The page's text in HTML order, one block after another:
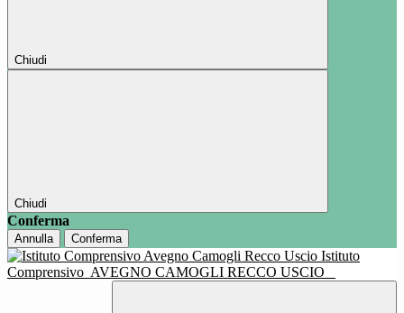
Chiudi
Chiudi
Conferma
Annulla Conferma
Istituto
Comprensivo AVEGNO CAMOGLI RECCO USCIO